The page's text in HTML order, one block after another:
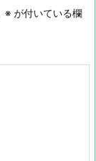
※ が付いている欄